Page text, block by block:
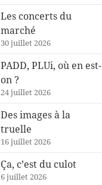
Les concerts du
marché
30 juillet 2026
PADD, PLUi, où en est-
on ?
24 juillet 2026
Des images à la
truelle
16 juillet 2026
Ça, c’est du culot
6 juillet 2026